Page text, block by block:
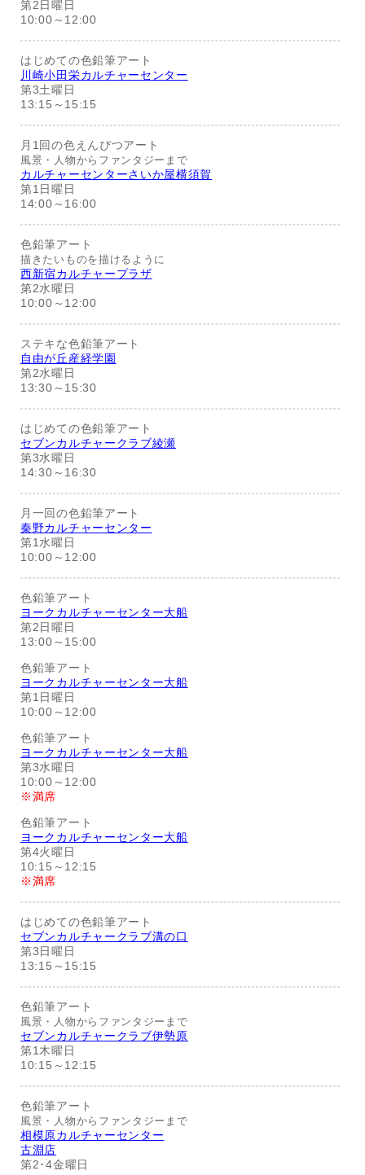
第2日曜日
10:00～12:00
はじめての色鉛筆アート
川崎小田栄カルチャーセンター
第3土曜日
13:15～15:15
月1回の色えんぴつアート
風景・人物からファンタジーまで
カルチャーセンターさいか屋横須賀
第1日曜日
14:00～16:00
色鉛筆アート
描きたいものを描けるように
西新宿カルチャープラザ
第2水曜日
10:00～12:00
ステキな色鉛筆アート
自由が丘産経学園
第2水曜日
13:30～15:30
はじめての色鉛筆アート
セブンカルチャークラブ綾瀬
第3水曜日
14:30～16:30
月一回の色鉛筆アート
秦野カルチャーセンター
第1水曜日
10:00～12:00
色鉛筆アート
ヨークカルチャーセンター大船
第2日曜日
13:00～15:00
色鉛筆アート
ヨークカルチャーセンター大船
第1日曜日
10:00～12:00
色鉛筆アート
ヨークカルチャーセンター大船
第3水曜日
10:00～12:00
※満席
色鉛筆アート
ヨークカルチャーセンター大船
第4火曜日
10:15～12:15
※満席
はじめての色鉛筆アート
セブンカルチャークラブ溝の口
第3日曜日
13:15～15:15
色鉛筆アート
風景・人物からファンタジーまで
セブンカルチャークラブ伊勢原
第1木曜日
10:15～12:15
色鉛筆アート
風景・人物からファンタジーまで
相模原カルチャーセンター
古淵店
第2･4金曜日